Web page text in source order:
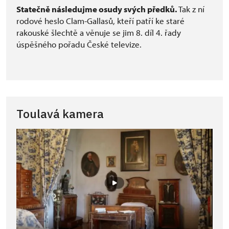
Statečně následujme osudy svých předků.Tak z ní
rodové heslo Clam-Gallasů, kteří patří ke staré
rakouské šlechtě a věnuje se jim 8. díl 4. řady
úspěšného pořadu České televize.
Toulavá kamera